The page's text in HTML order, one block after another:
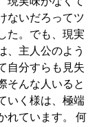
ないだろってツ
た。でも、現実
、主人公のよう
自分すらも見失
そんな人いると
いく様は、極端
れています。 何